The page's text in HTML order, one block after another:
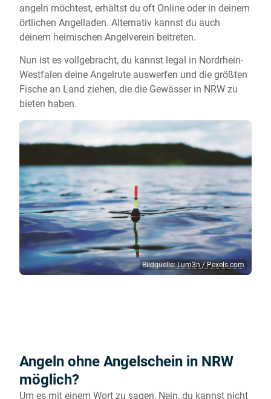
angeln möchtest, erhältst du oft Online oder in deinem
örtlichen Angelladen. Alternativ kannst du auch
deinem heimischen Angelverein beitreten.
Nun ist es vollgebracht, du kannst legal in Nordrhein-
Westfalen deine Angelrute auswerfen und die größten
Fische an Land ziehen, die die Gewässer in NRW zu
bieten haben.
Bildquelle:Lum3n / Pexels.com
Angeln ohne Angelschein in NRW
möglich?
Um es mit einem Wort zu sagen, Nein, du kannst nicht